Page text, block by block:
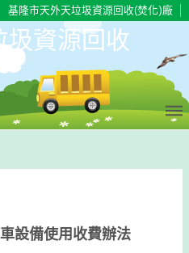
基隆市天外天垃圾資源回收(焚化)廠
圾資源回收
設備使用收費辦法